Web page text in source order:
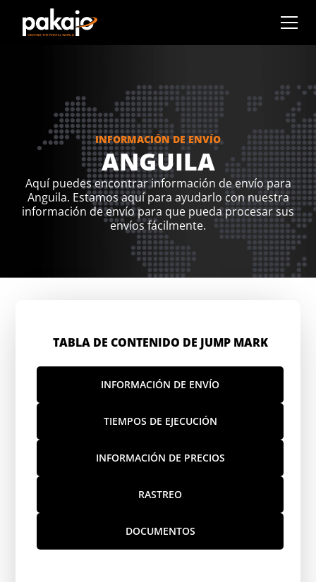
INFORMACIÓN DE ENVÍO
ANGUILA
Aquí puedes encontrar información de envío para
Anguila. Estamos aquí para ayudarlo con nuestra
información de envío para que pueda procesar sus
envíos fácilmente.
TABLA DE CONTENIDO DE JUMP MARK
INFORMACIÓN DE ENVÍO
TIEMPOS DE EJECUCIÓN
INFORMACIÓN DE PRECIOS
RASTREO
DOCUMENTOS